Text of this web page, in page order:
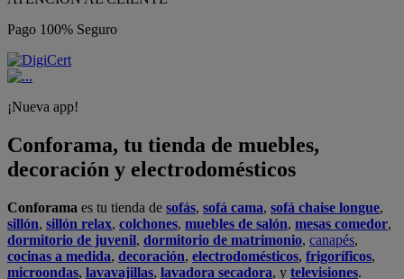
Pago 100% Seguro
¡Nueva app!
Conforama, tu tienda de muebles,
decoración y electrodomésticos
Conforama es tu tienda de sofás, sofá cama, sofá chaise longue,
sillón, sillón relax, colchones, muebles de salón, mesas comedor,
dormitorio de juvenil, dormitorio de matrimonio, canapés,
cocinas a medida, decoración, electrodomésticos, frigoríficos,
microondas, lavavajillas, lavadora secadora, y televisiones.